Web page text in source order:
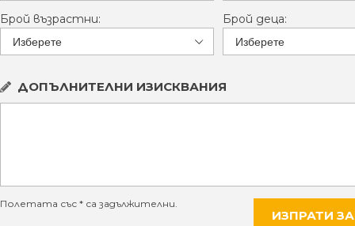
Брой възрастни: Брой деца:
ДОПЪЛНИТЕЛНИ ИЗИСКВАНИЯ
Полетата със * са задължителни.